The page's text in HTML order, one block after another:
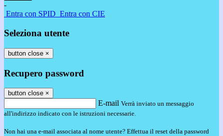
-
Entra con SPID Entra con CIE
Seleziona utente
button close ×
Recupero password
button close ×
E-mail Verrà inviato un messaggio
all'indirizzo indicato con le istruzioni necessarie.
Non hai una e-mail associata al nome utente? Effettua il reset della password